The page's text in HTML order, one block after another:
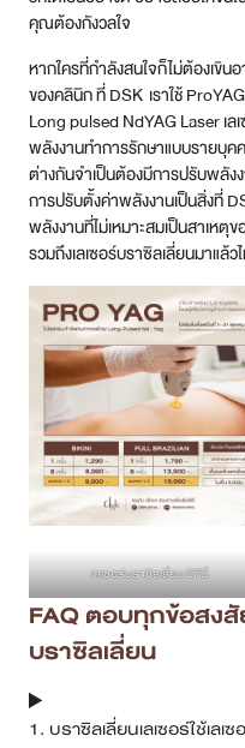
2. เลเซอร์บราซิลเลี่ยนกับบิกิ
3. เลเซอร์บราซิลเลี่ยนต้องท
4. เลเซอร์บราซิลเลี่ยนเจ็บไห
5. เลเซอร์บราซิลเลี่ยนอันตรา
วิดีโอเรื่องที่ควรรู้